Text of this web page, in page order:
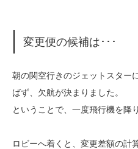
変更便の候補は･･･
朝の関空行きのジェットスター
ばず、欠航が決まりました。
ということで、一度飛行機を降
ロビーへ着くと、変更差額の計